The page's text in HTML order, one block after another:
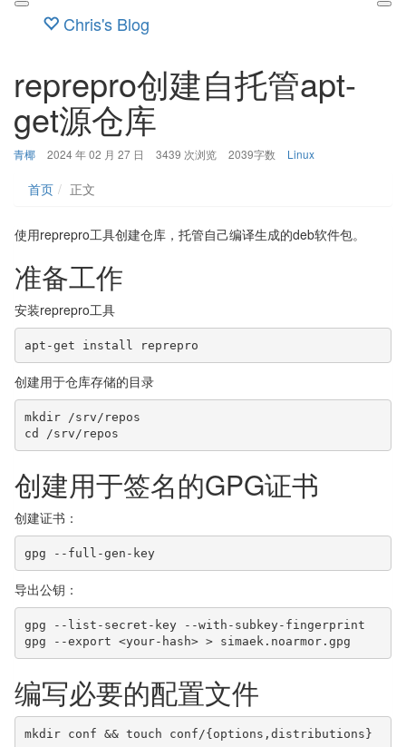
Chris's Blog
reprepro创建自托管apt-
get源仓库
博
青椰
发
时
间：
2024 年 02 月 27 日 3439 次浏览 2039字数
分
Linux
首页 正文
使用reprepro工具创建仓库，托管自己编译生成的deb软件包。
准备工作
安装reprepro工具
apt-get install reprepro
创建用于仓库存储的目录
mkdir /srv/repos
cd /srv/repos
创建用于签名的GPG证书
创建证书：
gpg --full-gen-key
导出公钥：
gpg --list-secret-key --with-subkey-fingerprint
gpg --export <your-hash> > simaek.noarmor.gpg
编写必要的配置文件
mkdir conf && touch conf/{options,distributions}